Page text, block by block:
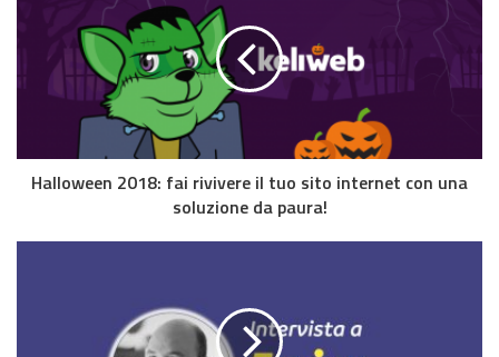
Halloween 2018: fai rivivere il tuo sito internet con una
soluzione da paura!